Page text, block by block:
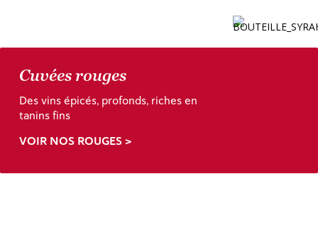
Cuvées rouges
Des vins épicés, profonds, riches en
tanins fins
VOIR NOS ROUGES >